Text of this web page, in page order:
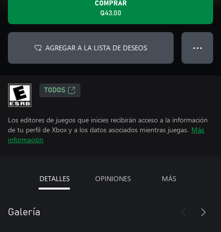
COMPRAR
Q43.00
AGREGAR A LA LISTA DE DESEOS ● ● ●
TODOS
Los editores de juegos que inicies recibirán acceso a la información
de tu perfil de Xbox y a los datos asociados mientras juegas. Más
información
DETALLES OPINIONES MÁS
Galería